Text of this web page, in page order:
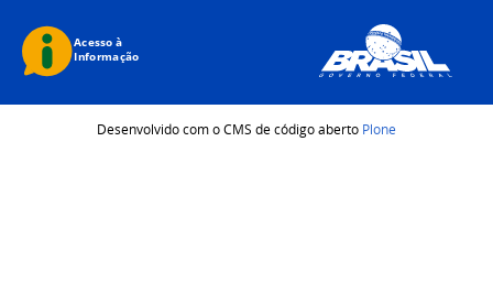
Desenvolvido com o CMS de código aberto Plone